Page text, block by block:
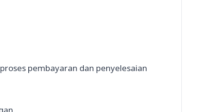
pembayaran dan penyelesaian